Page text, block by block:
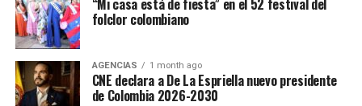
“Mi casa está de fiesta” en el 52 festival del
folclor colombiano
AGENCIAS 1 month ago
CNE declara a De La Espriella nuevo presidente
de Colombia 2026-2030